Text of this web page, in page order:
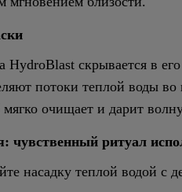
HydroBlast скрывается в
потоки теплой воды
мягко очищает и дарит
чувственный ритуал
насадку теплой водой с